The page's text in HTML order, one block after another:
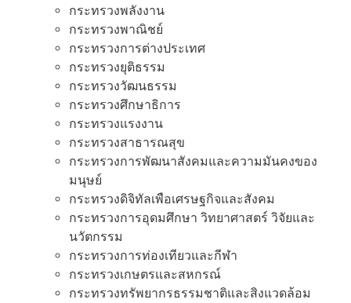
กระทรวงพลังงาน
กระทรวงพาณิชย์
กระทรวงการต่างประเทศ
กระทรวงยุติธรรม
กระทรวงวัฒนธรรม
กระทรวงศึกษาธิการ
กระทรวงแรงงาน
กระทรวงสาธารณสุข
กระทรวงการพัฒนาสังคมและความมันคงของ
มนุษย์
กระทรวงดิจิทัลเพือเศรษฐกิจและสังคม
กระทรวงการอุดมศึกษา วิทยาศาสตร์ วิจัยและ
นวัตกรรม
กระทรวงการท่องเทียวและกีฬา
กระทรวงเกษตรและสหกรณ์
กระทรวงทรัพยากรธรรมชาติและสิงแวดล้อม